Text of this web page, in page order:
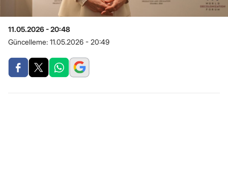
11.05.2026 - 20:48
Güncelleme: 11.05.2026 - 20:49